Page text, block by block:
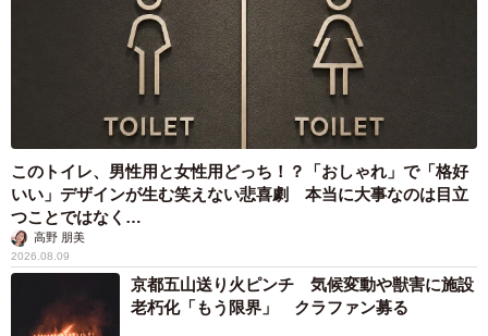
このトイレ、男性用と女性用どっち！？「おしゃれ」で「格好
いい」デザインが生む笑えない悲喜劇 本当に大事なのは目立
つことではなく…
高野 朋美
2026.08.09
京都五山送り火ピンチ 気候変動や獣害に施設
老朽化「もう限界」 クラファン募る